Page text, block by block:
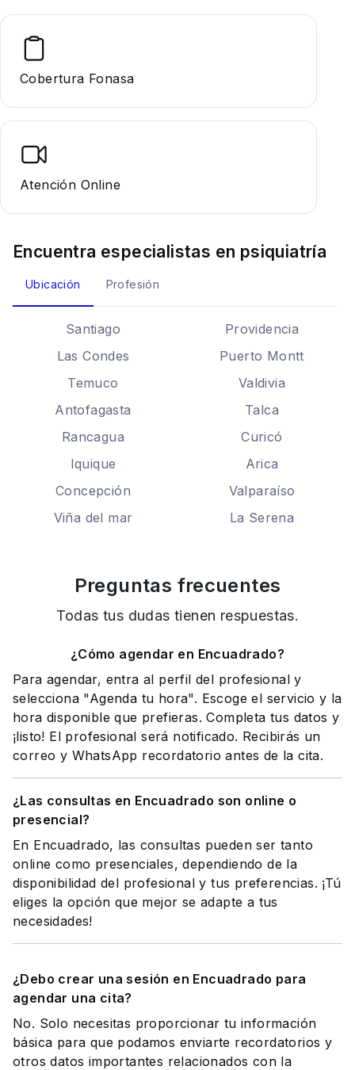
Cobertura Fonasa
Atención Online
Encuentra especialistas en psiquiatría
Ubicación Profesión
Santiago
Providencia
Las Condes
Puerto Montt
Temuco
Valdivia
Antofagasta
Talca
Rancagua
Curicó
Iquique
Arica
Concepción
Valparaíso
Viña del mar
La Serena
Preguntas frecuentes
Todas tus dudas tienen respuestas.
¿Cómo agendar en Encuadrado?
Para agendar, entra al perfil del profesional y
selecciona "Agenda tu hora". Escoge el servicio y la
hora disponible que prefieras. Completa tus datos y
¡listo! El profesional será notificado. Recibirás un
correo y WhatsApp recordatorio antes de la cita.
¿Las consultas en Encuadrado son online o
presencial?
En Encuadrado, las consultas pueden ser tanto
online como presenciales, dependiendo de la
disponibilidad del profesional y tus preferencias. ¡Tú
eliges la opción que mejor se adapte a tus
necesidades!
¿Debo crear una sesión en Encuadrado para
agendar una cita?
No. Solo necesitas proporcionar tu información
básica para que podamos enviarte recordatorios y
otros datos importantes relacionados con la